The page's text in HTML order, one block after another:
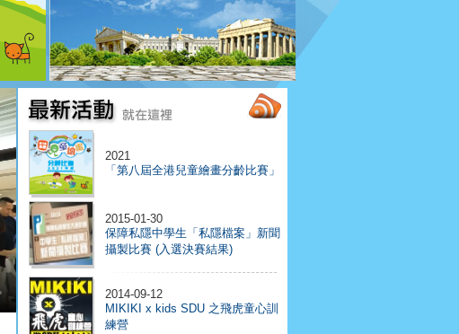
2021
「第八屆全港兒童繪畫分齡比賽」
2015-01-30
保障私隱中學生「私隱檔案」新聞
攝製比賽 (入選決賽結果)
2014-09-12
MIKIKI x kids SDU 之飛虎童心訓
練營